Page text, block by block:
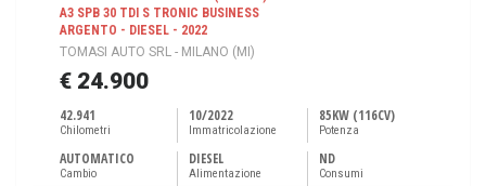
A3 SPB 30 TDI S TRONIC BUSINESS
ARGENTO - DIESEL - 2022
TOMASI AUTO SRL - MILANO (MI)
€ 24.900
42.941
Chilometri
10/2022
Immatricolazione
85KW (116CV)
Potenza
AUTOMATICO
Cambio
DIESEL
Alimentazione
ND
Consumi